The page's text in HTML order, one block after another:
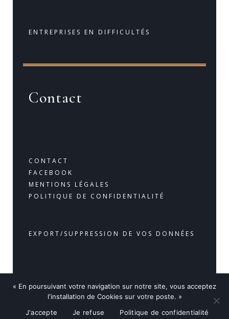
ENTREPRISES EN DIFFICULTÉS
Contact
CONTACT
FACEBOOK
MENTIONS LÉGALES
POLITIQUE DE CONFIDENTIALITÉ
EXPORT/SUPPRESSION DE VOS DONNÉES
© 2020 Maître FLAMBARD JFT Avocats à Mandelieu-La-
« En poursuivant votre navigation sur notre site, vous acceptez
l'installation de Cookies sur votre poste. »
J'accepte
Je refuse Politique de confidentialité